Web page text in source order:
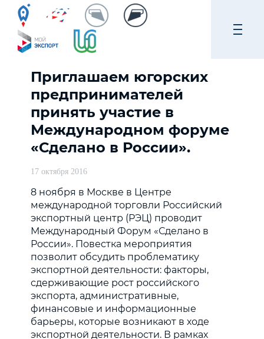
Приглашаем югорских
предпринимателей
принять участие в
Международном форуме
«Сделано в России».
17 октября 2016
8 ноября в Москве в Центре
международной торговли Российский
экспортный центр (РЭЦ) проводит
Международный Форум «Сделано в
России». Повестка мероприятия
позволит обсудить проблематику
экспортной деятельности: факторы,
сдерживающие рост российского
экспорта, административные,
финансовые и информационные
барьеры, которые возникают в ходе
экспортной деятельности. В рамках